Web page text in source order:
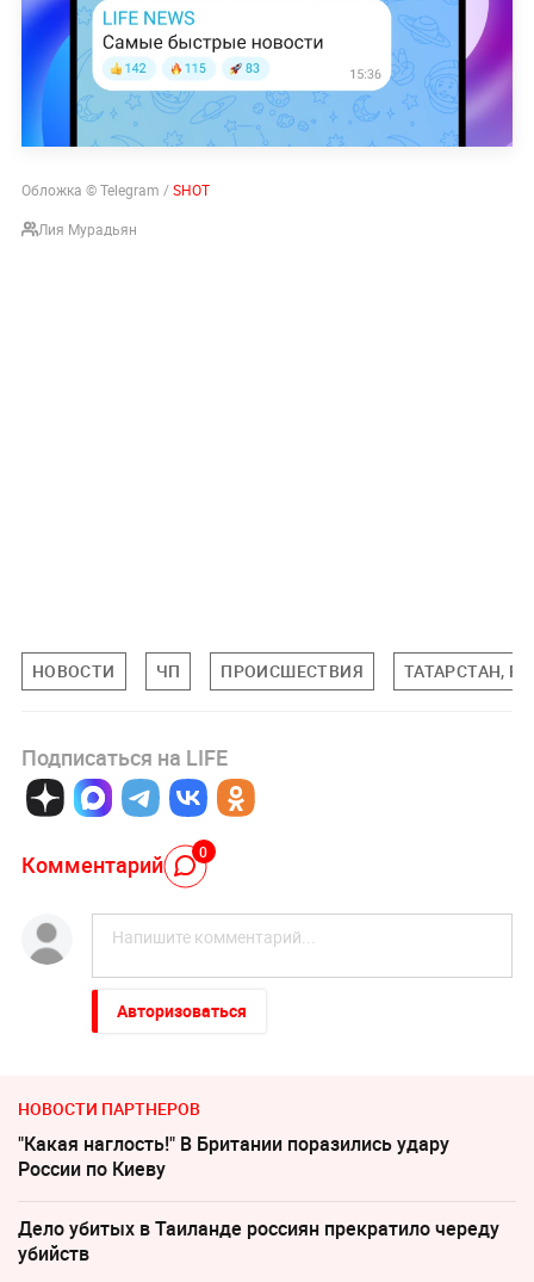
Обложка © Telegram /SHOT
Лия Мурадьян
НОВОСТИ ЧП ПРОИСШЕСТВИЯ ТАТАРСТАН,
Подписаться на LIFE
Комментарий 0
Авторизоваться
НОВОСТИ ПАРТНЕРОВ
"Какая наглость!" В Британии поразились удару
России по Киеву
Дело убитых в Таиланде россиян прекратило череду
убийств